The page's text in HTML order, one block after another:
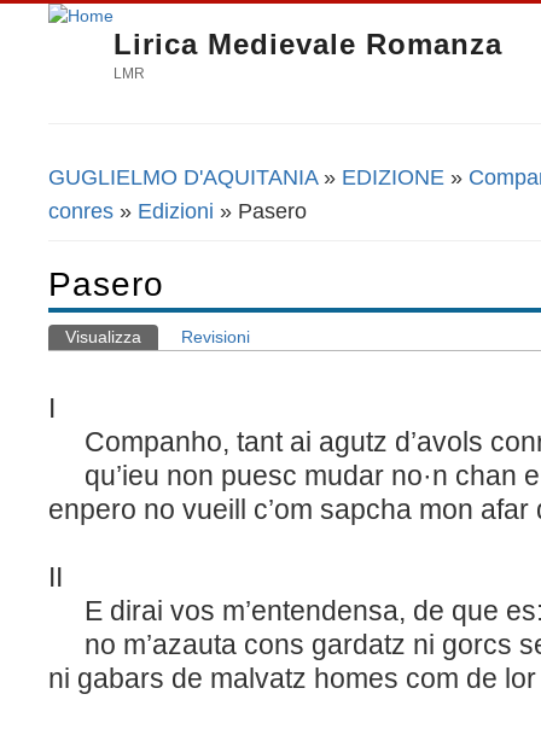
Lirica Medievale Romanza
LMR
Tu sei qui
GUGLIELMO D'AQUITANIA» EDIZIONE »
conres » Edizioni » Pasero
Pasero
Schede primarie
Visualizza (scheda attiva)
Revisioni
I
Companho, tant ai agutz d’avols
qu’ieu non puesc mudar no·n chan
enpero no vueill c’om sapcha mon
II
E dirai vos m’entendensa, de que
no m’azauta cons gardatz ni gorcs
ni gabars de malvatz homes com de